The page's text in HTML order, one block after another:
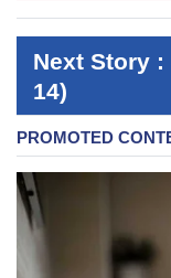
Next Story :
14)